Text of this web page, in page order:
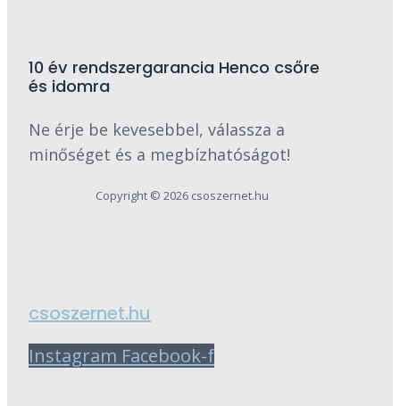
10 év rendszergarancia Henco csőre
és idomra
Ne érje be kevesebbel, válassza a
minőséget és a megbízhatóságot!
Copyright © 2026 csoszernet.hu
csoszernet.hu
Instagram Facebook-f